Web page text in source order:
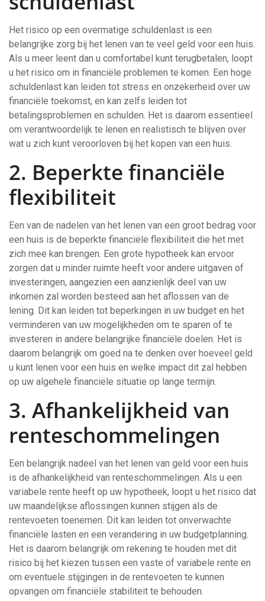
Het risico op een overmatige schuldenlast is een
belangrijke zorg bij het lenen van te veel geld voor een huis.
Als u meer leent dan u comfortabel kunt terugbetalen, loopt
u het risico om in financiële problemen te komen. Een hoge
schuldenlast kan leiden tot stress en onzekerheid over uw
financiële toekomst, en kan zelfs leiden tot
betalingsproblemen en schulden. Het is daarom essentieel
om verantwoordelijk te lenen en realistisch te blijven over
wat u zich kunt veroorloven bij het kopen van een huis.
2. Beperkte financiële
flexibiliteit
Een van de nadelen van het lenen van een groot bedrag voor
een huis is de beperkte financiële flexibiliteit die het met
zich mee kan brengen. Een grote hypotheek kan ervoor
zorgen dat u minder ruimte heeft voor andere uitgaven of
investeringen, aangezien een aanzienlijk deel van uw
inkomen zal worden besteed aan het aflossen van de
lening. Dit kan leiden tot beperkingen in uw budget en het
verminderen van uw mogelijkheden om te sparen of te
investeren in andere belangrijke financiële doelen. Het is
daarom belangrijk om goed na te denken over hoeveel geld
u kunt lenen voor een huis en welke impact dit zal hebben
op uw algehele financiële situatie op lange termijn.
3. Afhankelijkheid van
renteschommelingen
Een belangrijk nadeel van het lenen van geld voor een huis
is de afhankelijkheid van renteschommelingen. Als u een
variabele rente heeft op uw hypotheek, loopt u het risico dat
uw maandelijkse aflossingen kunnen stijgen als de
rentevoeten toenemen. Dit kan leiden tot onverwachte
financiële lasten en een verandering in uw budgetplanning.
Het is daarom belangrijk om rekening te houden met dit
risico bij het kiezen tussen een vaste of variabele rente en
om eventuele stijgingen in de rentevoeten te kunnen
opvangen om financiële stabiliteit te behouden.